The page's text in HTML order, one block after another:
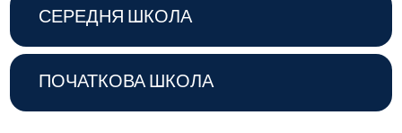
СЕРЕДНЯ ШКОЛА
ПОЧАТКОВА ШКОЛА